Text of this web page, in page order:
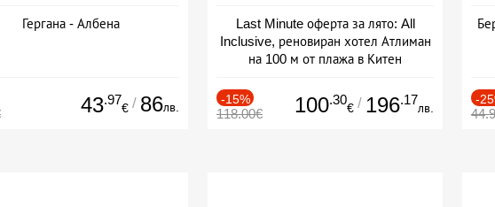
Гергана - Албена
43.97
€ / 86лв.
Last Minute оферта за лято: All
Inclusive, реновиран хотел Атлиман
на 100 м от плажа в Китен
-15%
118.00€ 100.30
€ / 196.17
лв.
-